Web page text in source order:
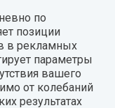
по
позиции
в рекламных
параметры
вашего
от колебаний
результатах